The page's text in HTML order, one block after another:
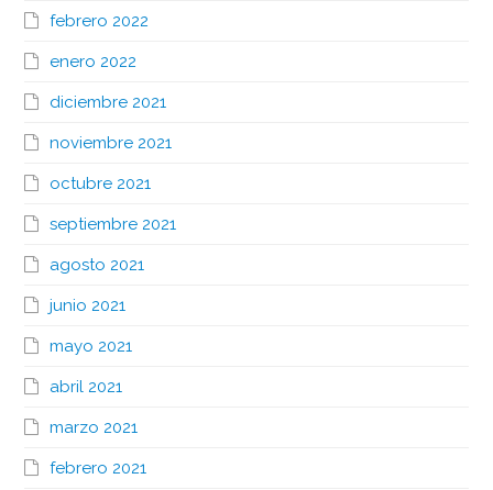
febrero 2022
enero 2022
diciembre 2021
noviembre 2021
octubre 2021
septiembre 2021
agosto 2021
junio 2021
mayo 2021
abril 2021
marzo 2021
febrero 2021